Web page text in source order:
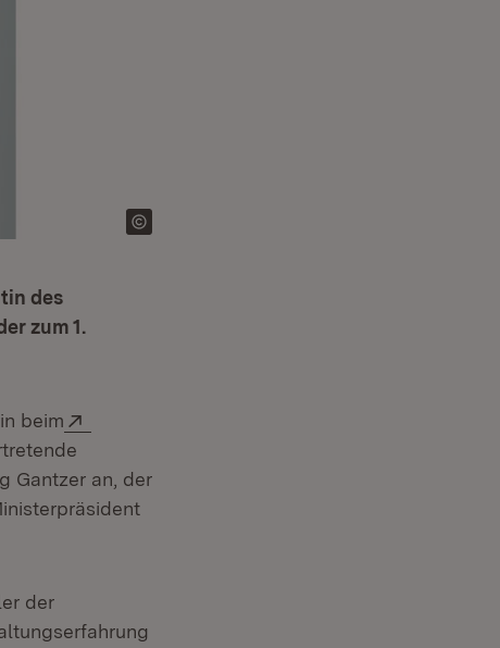
des
zum 1.
beim
Gantzer an, der
der